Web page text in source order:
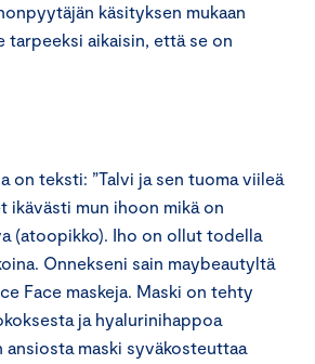
käsityksen mukaan
tarpeeksi aikaisin, että se on
on teksti: ”Talvi ja sen tuoma viileä
ikävästi mun ihoon mikä on
(atoopikko). Iho on ollut todella
Onnekseni sain maybeautyltä
Face maskeja. Maski on tehty
ja hyalurinihappoa
ansiosta maski syväkosteuttaa